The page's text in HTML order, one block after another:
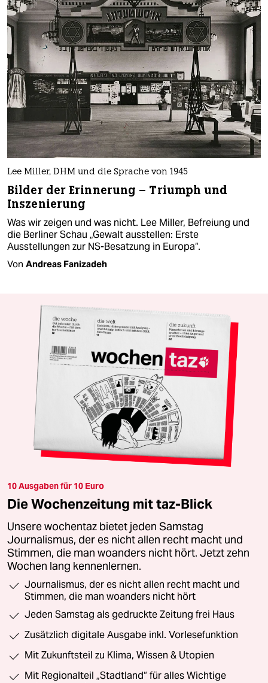
Lee Miller, DHM und die Sprache von 1945
Bilder der Erinnerung – Triumph und
Inszenierung
Was wir zeigen und was nicht. Lee Miller, Befreiung und
die Berliner Schau „Gewalt ausstellen: Erste
Ausstellungen zur NS-Besatzung in Europa“.
Von Andreas Fanizadeh
10 Ausgaben für 10 Euro
Die Wochenzeitung mit taz-Blick
Unsere wochentaz bietet jeden Samstag
Journalismus, der es nicht allen recht macht und
Stimmen, die man woanders nicht hört. Jetzt zehn
Wochen lang kennenlernen.
Journalismus, der es nicht allen recht macht und
Stimmen, die man woanders nicht hört
Jeden Samstag als gedruckte Zeitung frei Haus
Zusätzlich digitale Ausgabe inkl. Vorlesefunktion
Mit Zukunftsteil zu Klima, Wissen & Utopien
Mit Regionalteil „Stadtland“ für alles Wichtige